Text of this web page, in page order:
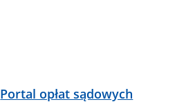
Portal opłat sądowych